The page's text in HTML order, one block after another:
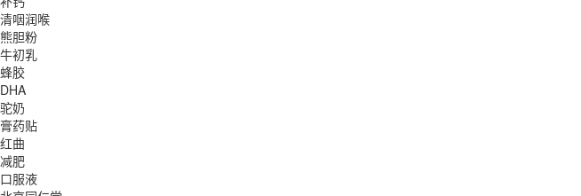
清咽润喉
熊胆粉
牛初乳
蜂胶
DHA
驼奶
膏药贴
红曲
减肥
口服液